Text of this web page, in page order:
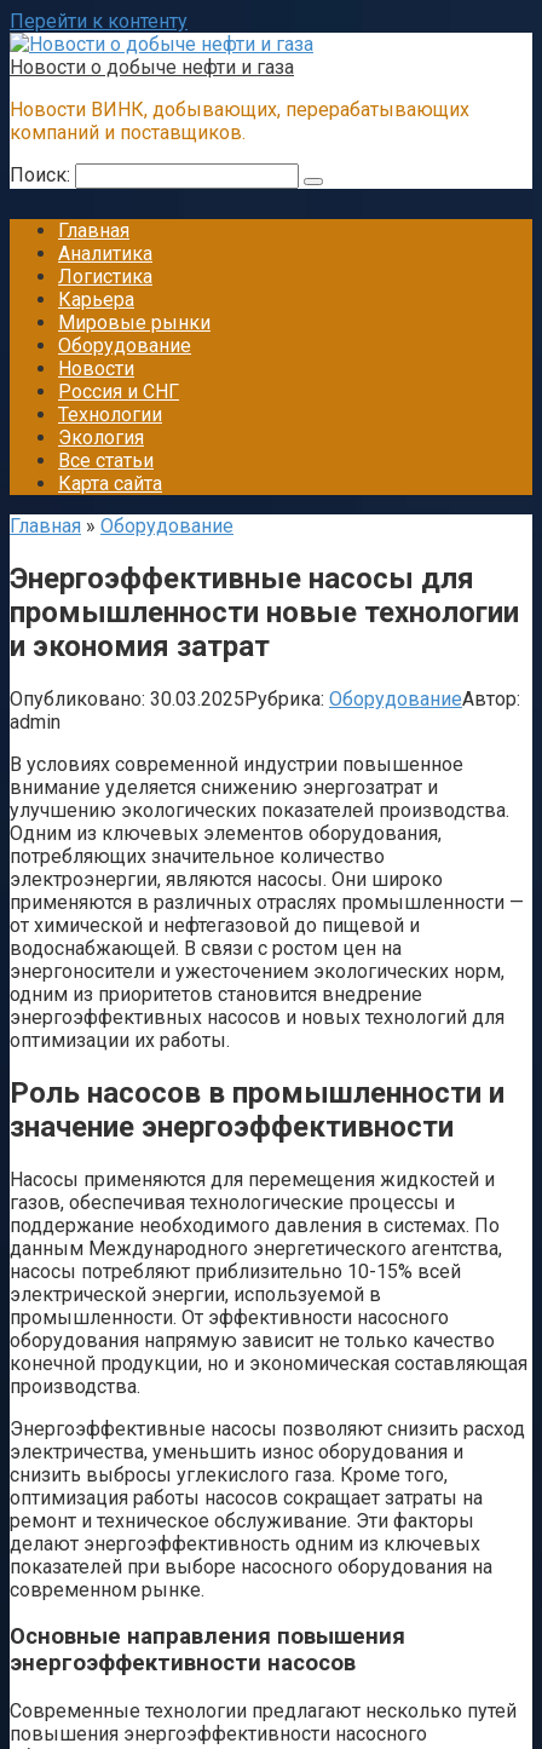
Перейти к контенту
Новости о добыче нефти и газа
Новости ВИНК, добывающих, перерабатывающих
компаний и поставщиков.
Поиск:
Главная
Аналитика
Логистика
Карьера
Мировые рынки
Оборудование
Новости
Россия и СНГ
Технологии
Экология
Все статьи
Карта сайта
Главная » Оборудование
Энергоэффективные насосы для
промышленности новые технологии
и экономия затрат
Опубликовано: 30.03.2025Рубрика: ОборудованиеАвтор:
admin
В условиях современной индустрии повышенное
внимание уделяется снижению энергозатрат и
улучшению экологических показателей производства.
Одним из ключевых элементов оборудования,
потребляющих значительное количество
электроэнергии, являются насосы. Они широко
применяются в различных отраслях промышленности —
от химической и нефтегазовой до пищевой и
водоснабжающей. В связи с ростом цен на
энергоносители и ужесточением экологических норм,
одним из приоритетов становится внедрение
энергоэффективных насосов и новых технологий для
оптимизации их работы.
Роль насосов в промышленности и
значение энергоэффективности
Насосы применяются для перемещения жидкостей и
газов, обеспечивая технологические процессы и
поддержание необходимого давления в системах. По
данным Международного энергетического агентства,
насосы потребляют приблизительно 10-15% всей
электрической энергии, используемой в
промышленности. От эффективности насосного
оборудования напрямую зависит не только качество
конечной продукции, но и экономическая составляющая
производства.
Энергоэффективные насосы позволяют снизить расход
электричества, уменьшить износ оборудования и
снизить выбросы углекислого газа. Кроме того,
оптимизация работы насосов сокращает затраты на
ремонт и техническое обслуживание. Эти факторы
делают энергоэффективность одним из ключевых
показателей при выборе насосного оборудования на
современном рынке.
Основные направления повышения
энергоэффективности насосов
Современные технологии предлагают несколько путей
повышения энергоэффективности насосного